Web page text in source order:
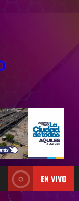
EN VIVO